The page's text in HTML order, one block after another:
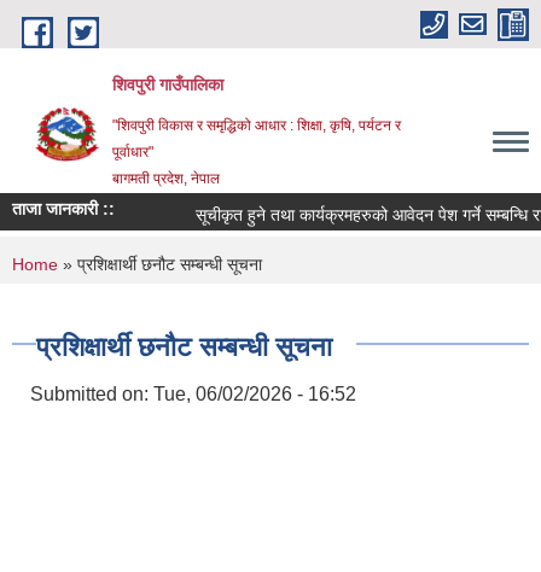
Skip to main content
शिवपुरी गाउँपालिका
"शिवपुरी विकास र समृद्धिको आधार : शिक्षा, कृषि, पर्यटन र
पूर्वाधार"
बागमती प्रदेश, नेपाल
ताजा जानकारी :: सूचीकृत हुने तथा कार्यक्रमहरुको आवेदन पेश गर्ने सम्बन्धि
You are here
Home » प्रशिक्षार्थी छनौट सम्बन्धी सूचना
प्रशिक्षार्थी छनौट सम्बन्धी सूचना
Submitted on: Tue, 06/02/2026 - 16:52